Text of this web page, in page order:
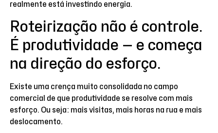
realmente está investindo energia.
Roteirização não é controle.
É produtividade — e começa
na direção do esforço.
Existe uma crença muito consolidada no campo
comercial de que produtividade se resolve com mais
esforço. Ou seja: mais visitas, mais horas na rua e mais
deslocamento.